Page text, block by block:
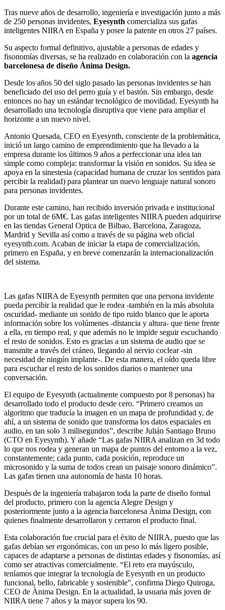
Tras nueve años de desarrollo, ingeniería e investigación junto a más
de 250 personas invidentes, Eyesynth comercializa sus gafas
inteligentes NIIRA en España y posee la patente en otros 27 países.
Su aspecto formal definitivo, ajustable a personas de edades y
fisonomías diversas, se ha realizado en colaboración con la agencia
barcelonesa de diseño Ànima Design.
Desde los años 50 del siglo pasado las personas invidentes se han
beneficiado del uso del perro guía y el bastón. Sin embargo, desde
entonces no hay un estándar tecnológico de movilidad. Eyesynth ha
desarrollado una tecnología disruptiva que viene para ampliar el
horizonte a un nuevo nivel.
Antonio Quesada, CEO en Eyesynth, consciente de la problemática,
inició un largo camino de emprendimiento que ha llevado a la
empresa durante los últimos 9 años a perfeccionar una idea tan
simple como compleja: transformar la visión en sonidos. Su idea se
apoya en la sinestesia (capacidad humana de cruzar los sentidos para
percibir la realidad) para plantear un nuevo lenguaje natural sonoro
para personas invidentes.
Durante este camino, han recibido inversión privada e institucional
por un total de 6M€. Las gafas inteligentes NIIRA pueden adquirirse
en las tiendas General Optica de Bilbao, Barcelona, Zaragoza,
Mardrid y Sevilla así como a través de su página web oficial
eyesynth.com. Acaban de iniciar la etapa de comercialización,
primero en España, y en breve comenzarán la internacionalización
del sistema.
Las gafas NIIRA de Eyesynth permiten que una persona invidente
pueda percibir la realidad que le rodea -también en la más absoluta
oscuridad- mediante un sonido de tipo ruido blanco que le aporta
información sobre los volúmenes -distancia y altura- que tiene frente
a ella, en tiempo real, y que además no le impide seguir escuchando
el resto de sonidos. Esto es gracias a un sistema de audio que se
transmite a través del cráneo, llegando al nervio coclear -sin
necesidad de ningún implante-. De esta manera, el oído queda libre
para escuchar el resto de los sonidos diarios o mantener una
conversación.
El equipo de Eyesynth (actualmente compuesto por 8 personas) ha
desarrollado todo el producto desde cero. “Primero creamos un
algoritmo que traducía la imagen en un mapa de profundidad y, de
ahí, a un sistema de sonido que transforma los datos espaciales en
audio, en tan solo 3 milisegundos”, describe Julián Santiago Bruno
(CTO en Eyesynth). Y añade “Las gafas NIIRA analizan en 3d todo
lo que nos rodea y generan un mapa de puntos del entorno a la vez,
constantemente; cada punto, cada posición, reproduce un
microsonido y la suma de todos crean un paisaje sonoro dinámico”.
Las gafas tienen una autonomía de hasta 10 horas.
Después de la ingeniería trabajaron toda la parte de diseño formal
del producto, primero con la agencia Alegre Design y
posteriormente junto a la agencia barcelonesa Ànima Design, con
quienes finalmente desarrollaron y cerraron el producto final.
Esta colaboración fue crucial para el éxito de NIIRA, puesto que las
gafas debían ser ergonómicas, con un peso lo más ligero posible,
capaces de adaptarse a personas de distintas edades y fisonomías, así
como ser atractivas comercialmente. “El reto era mayúsculo,
teníamos que integrar la tecnología de Eyesynth en un producto
funcional, bello, fabricable y sostenible”, confirma Diego Quiroga,
CEO de Ànima Design. En la actualidad, la usuaria más joven de
NIIRA tiene 7 años y la mayor supera los 90.